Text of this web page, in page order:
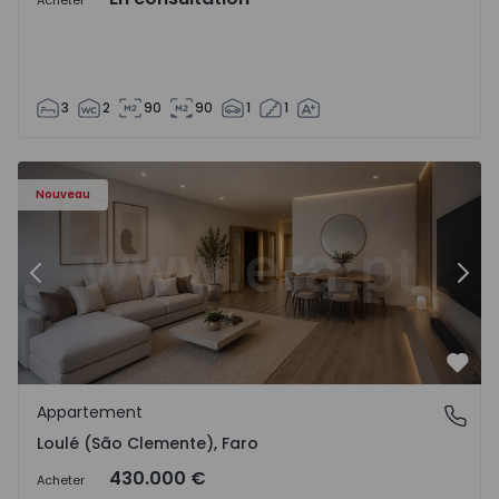
3 2 90 90 1 1
Nouveau
Précédent
Loulé (São Clemente), Faro
Appartement
Loulé (São Clemente), Faro
Acheter 430.000 €